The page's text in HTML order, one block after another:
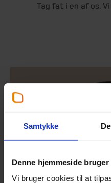
Samtykke
Denne hjemmeside
Vi bruger cookies til at
Tag fat i en af os.